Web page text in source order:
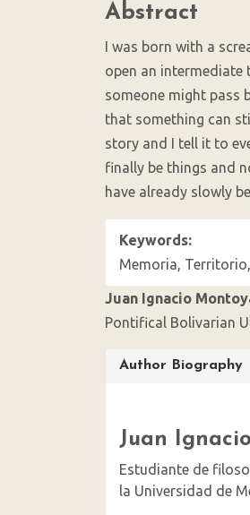
Article
Content
Juan Ignacio
Pontifical Bolivarian
Abstract
I was born with a
open an intermediate
someone might pass
that something can
story and I tell it to
finally be things and
have already slowly
Keywords:
Memoria,
Article
Author Biography
Juan
Estudiante de
la Universidad de